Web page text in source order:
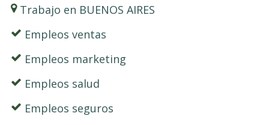
Trabajo en BUENOS AIRES
Empleos ventas
Empleos marketing
Empleos salud
Empleos seguros